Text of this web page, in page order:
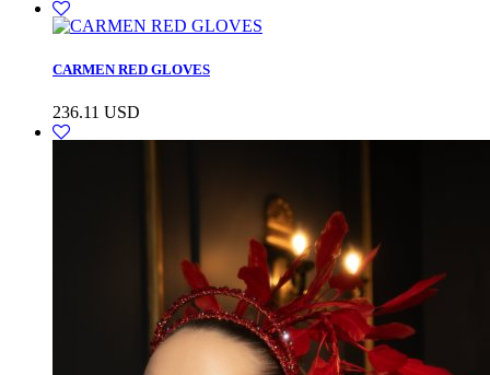
CARMEN RED GLOVES
236.11 USD